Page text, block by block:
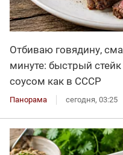
Отбиваю говядину,
минуте: быстрый
соусом как в СССР
Панорама сегодня, 03:25